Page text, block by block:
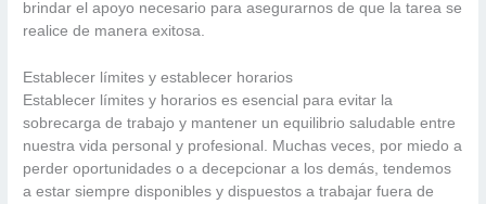
brindar el apoyo necesario para asegurarnos de que la tarea se
realice de manera exitosa.
Establecer límites y establecer horarios
Establecer límites y horarios es esencial para evitar la
sobrecarga de trabajo y mantener un equilibrio saludable entre
nuestra vida personal y profesional. Muchas veces, por miedo a
perder oportunidades o a decepcionar a los demás, tendemos
a estar siempre disponibles y dispuestos a trabajar fuera de